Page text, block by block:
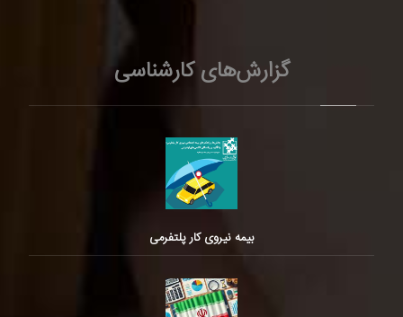
گزارش‌های کارشناسی
بیمه نیروی کار پلتفرمی